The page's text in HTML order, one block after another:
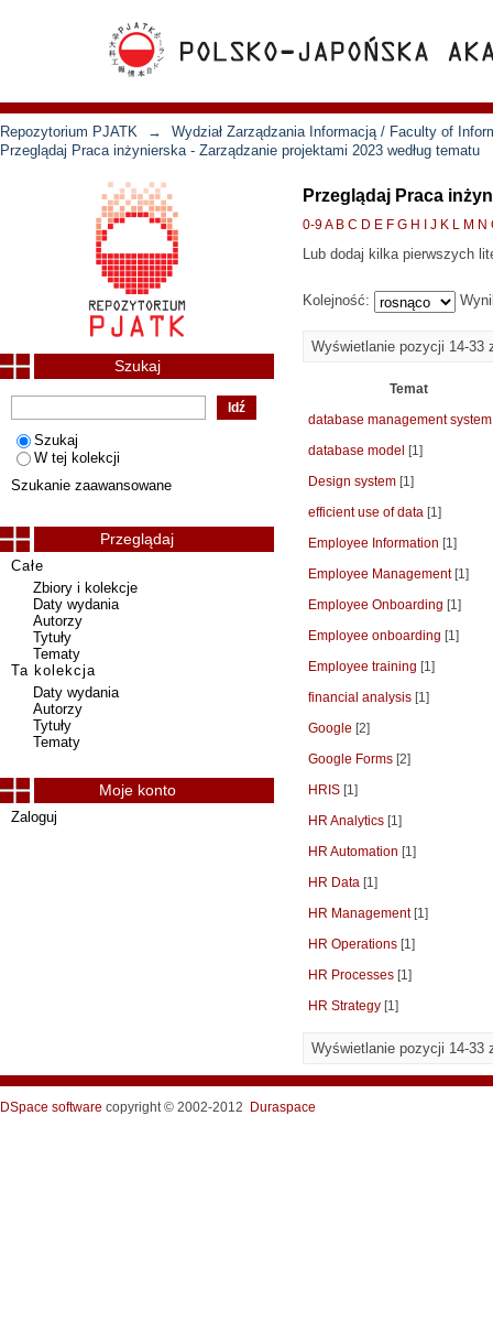
Repozytorium PJATK →
Wydział Zarządzania Informacją / Faculty of
Przeglądaj Praca inżynierska - Zarządzanie projektami 2023 według tematu
Przeglądaj Praca
0-9A B C D E F G H J K L M N
Lub dodaj kilka pierwszych
Kolejność:
Wyświetlanie pozycji 14-33
Temat
database management system
database model
[1]
Design system [1]
efficient use of data [1]
Employee Information [1]
Employee Management[1]
Employee Onboarding [1]
Employee onboarding [1]
Employee training [1]
financial analysis [1]
Google [2]
Google Forms [2]
HRIS [1]
HR Analytics [1]
HR Automation [1]
HR Data [1]
HR Management[1]
HR Operations [1]
HR Processes [1]
HR Strategy [1]
Wyświetlanie pozycji 14-33
Szukaj
Szukaj
W tej kolekcji
Szukanie zaawansowane
Przeglądaj
Całe
Zbiory i kolekcje
Daty wydania
Autorzy
Tytuły
Tematy
Ta kolekcja
Daty wydania
Autorzy
Tytuły
Tematy
Moje konto
Zaloguj
DSpace software copyright © 2002-2012 Duraspace